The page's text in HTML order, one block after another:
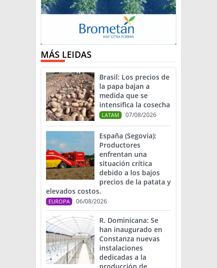
MÁS LEIDAS
Brasil: Los precios de
la papa bajan a
medida que se
intensifica la cosecha
LATAM 07/08/2026
España (Segovia):
Productores
enfrentan una
situación crítica
debido a los bajos
precios de la patata y
elevados costos.
EUROPA 06/08/2026
R. Dominicana: Se
han inaugurado en
Constanza nuevas
instalaciones
dedicadas a la